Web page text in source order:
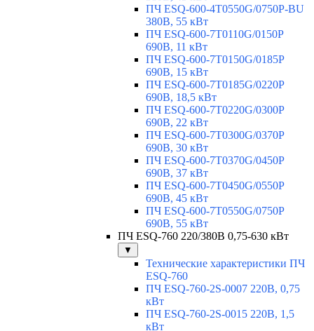
ПЧ ESQ-600-4T0550G/0750P-BU
380В, 55 кВт
ПЧ ESQ-600-7T0110G/0150P
690В, 11 кВт
ПЧ ESQ-600-7T0150G/0185P
690В, 15 кВт
ПЧ ESQ-600-7T0185G/0220P
690В, 18,5 кВт
ПЧ ESQ-600-7T0220G/0300P
690В, 22 кВт
ПЧ ESQ-600-7T0300G/0370P
690В, 30 кВт
ПЧ ESQ-600-7T0370G/0450P
690В, 37 кВт
ПЧ ESQ-600-7T0450G/0550P
690В, 45 кВт
ПЧ ESQ-600-7T0550G/0750P
690В, 55 кВт
ПЧ ESQ-760 220/380В 0,75-630 кВт
▼
Технические характеристики ПЧ
ESQ-760
ПЧ ESQ-760-2S-0007 220В, 0,75
кВт
ПЧ ESQ-760-2S-0015 220В, 1,5
кВт